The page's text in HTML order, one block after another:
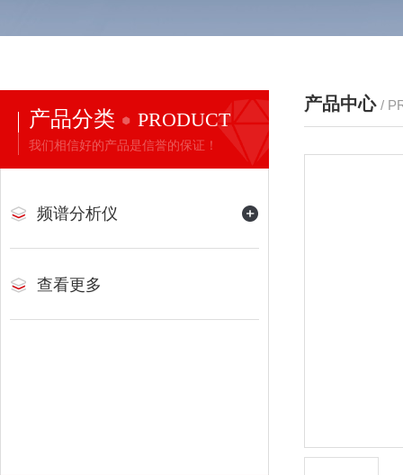
产品分类 PRODUCT
我们相信好的产品是信誉的保证！
频谱分析仪
查看更多
产品中心 /